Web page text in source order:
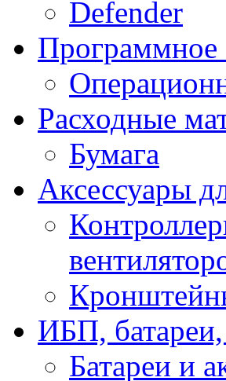
Defender
Программное
Расходные
Бумага
Аксессуары
ИБП, батареи,
Батареи и